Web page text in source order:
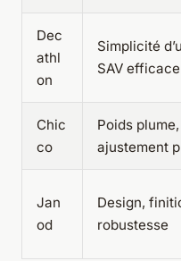
Dec
athl
on
Simplicité
SAV efficace
Chic
co
Poids plume,
ajustement
Jan
od
Design,
robustesse